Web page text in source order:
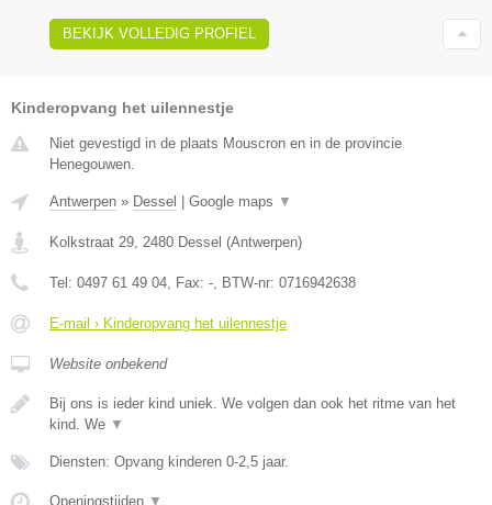
BEKIJK VOLLEDIG PROFIEL
Kinderopvang het uilennestje
Niet gevestigd in de plaats Mouscron en in de provincie
Henegouwen.
Antwerpen » Dessel Google maps ▼
Kolkstraat 29, 2480 Dessel (Antwerpen)
Tel: 0497 61 49 04, Fax: -, BTW-nr: 0716942638
E-mail › Kinderopvang het uilennestje
Website onbekend
Bij ons is ieder kind uniek. We volgen dan ook het ritme van het
kind. We ▼
Diensten: Opvang kinderen 0-2,5 jaar.
Openingstijden ▼